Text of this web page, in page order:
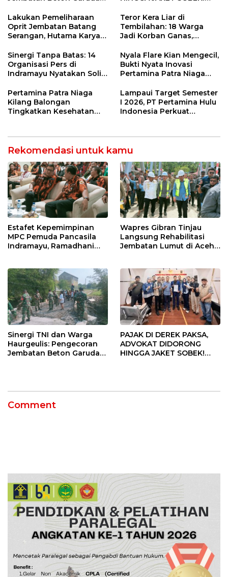
Ngamuk Kepung Polresta
Pekanbaru!
Lakukan Pemeliharaan
Oprit Jembatan Batang
Serangan, Hutama Karya
55 Tol Binjai–Langsa
Teror Kera Liar di
Tembilahan: 18 Warga
Jadi Korban Ganas,
12 Jahitan!
Sinergi Tanpa Batas: 14
Organisasi Pers di
Indramayu Nyatakan Solid
Nyala Flare Kian Mengecil,
Bukti Nyata Inovasi
Pertamina Patra Niaga
Net Zero Emission 2060
Pertamina Patra Niaga
Kilang Balongan
Tingkatkan Kesehatan
Rutin dan Edukasi
Perawatan Gigi
Lampaui Target Semester
I 2026, PT Pertamina Hulu
Indonesia Perkuat
Keselamatan Kerja
Rekomendasi untuk kamu
Estafet Kepemimpinan
MPC Pemuda Pancasila
Indramayu, Ramadhani
Muscablub
Wapres Gibran Tinjau
Langsung Rehabilitasi
Jembatan Lumut di Aceh
Sinergi TNI dan Warga
Haurgeulis: Pengecoran
Jembatan Beton Garuda
PAJAK DI DEREK PAKSA,
ADVOKAT DIDORONG
HINGGA JAKET SOBEK!
Comment